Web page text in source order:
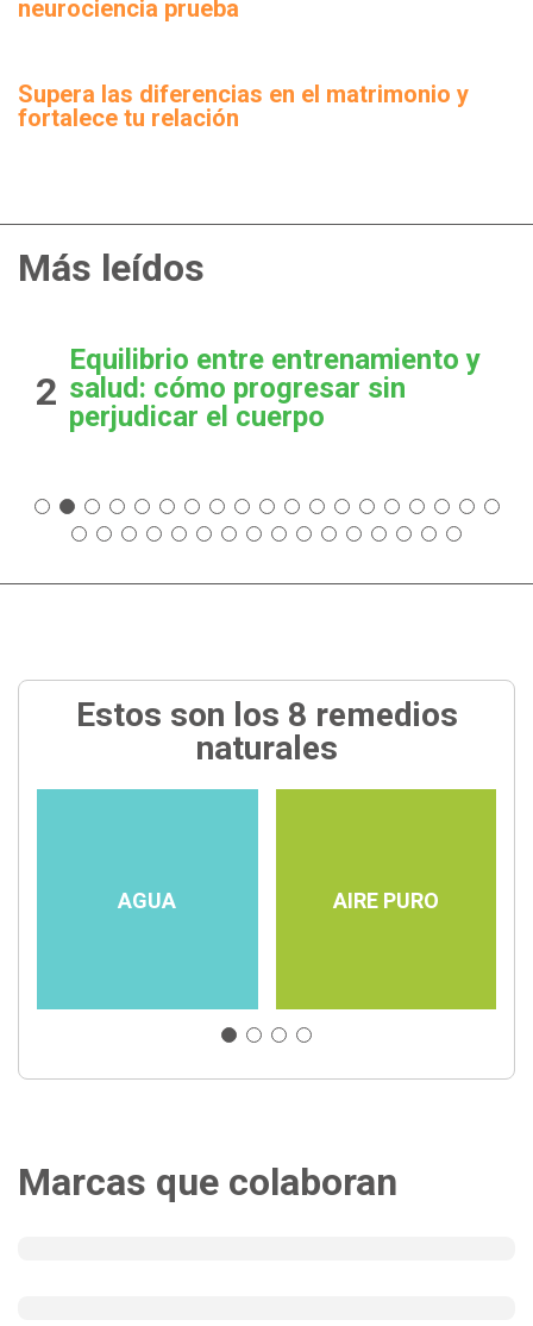
neurociencia prueba
Supera las diferencias en el matrimonio y
fortalece tu relación
Más leídos
2
Equilibrio entre entrenamiento y
salud: cómo progresar sin
perjudicar el cuerpo
Estos son los 8 remedios
naturales
AGUA AIRE PURO
Marcas que colaboran